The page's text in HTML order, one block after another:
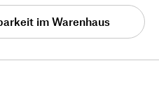
im Warenhaus